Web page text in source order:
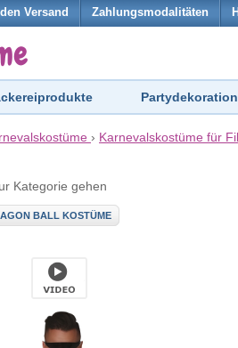
Versand Zahlungsmodalitäten
Partydekoration
› Karnevalskostüme für
Kategorie gehen
BALL KOSTÜME